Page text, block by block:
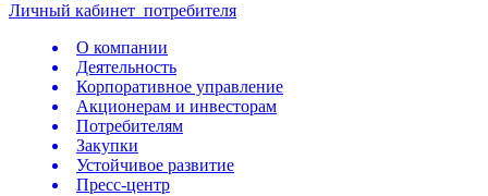
Личный кабинет потребителя
О компании
Деятельность
Корпоративное управление
Акционерам и инвесторам
Потребителям
Закупки
Устойчивое развитие
Пресс-центр